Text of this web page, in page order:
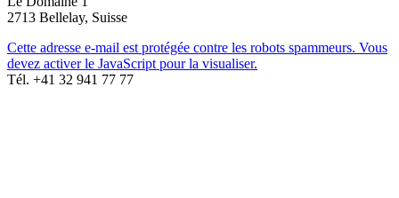
2713 Bellelay, Suisse
Cette adresse e-mail est protégée contre les robots spammeurs. Vous
devez activer le JavaScript pour la visualiser.
Tél. +41 32 941 77 77